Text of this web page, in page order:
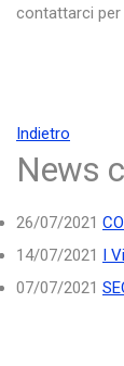
contattarci per
Indietro
News
26/07/2021
14/07/2021 I
07/07/2021